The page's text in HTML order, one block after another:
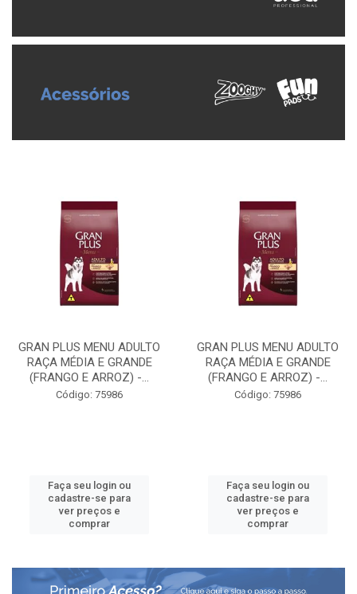
GRAN PLUS MENU ADULTO
RAÇA MÉDIA E GRANDE
(FRANGO E ARROZ) -...
Código: 75986
Faça seu login ou
cadastre-se para
ver preços e
comprar
GRAN PLUS MENU ADULTO
RAÇA MÉDIA E GRANDE
(FRANGO E ARROZ) -...
Código: 75986
Faça seu login ou
cadastre-se para
ver preços e
comprar